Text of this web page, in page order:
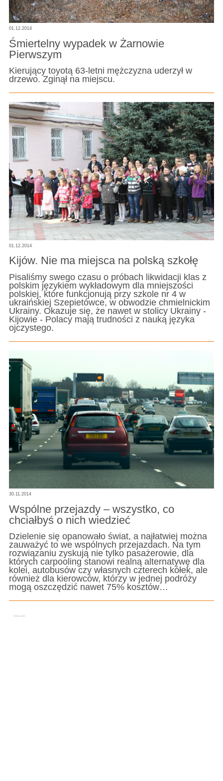
01.12.2014
Śmiertelny wypadek w Żarnowie
Pierwszym
Kierujący toyotą 63-letni mężczyzna uderzył w
drzewo. Zginął na miejscu.
01.12.2014
Kijów. Nie ma miejsca na polską szkołę
Pisaliśmy swego czasu o próbach likwidacji klas z
polskim językiem wykładowym dla mniejszości
polskiej, które funkcjonują przy szkole nr 4 w
ukraińskiej Szepietówce, w obwodzie chmielnickim
Ukrainy. Okazuje się, że nawet w stolicy Ukrainy -
Kijowie - Polacy mają trudności z nauką języka
ojczystego.
30.11.2014
Wspólne przejazdy – wszystko, co
chciałbyś o nich wiedzieć
Dzielenie się opanowało świat, a najłatwiej można
zauważyć to we wspólnych przejazdach. Na tym
rozwiązaniu zyskują nie tylko pasażerowie, dla
których carpooling stanowi realną alternatywę dla
kolei, autobusów czy własnych czterech kółek, ale
również dla kierowców, którzy w jednej podróży
mogą oszczędzić nawet 75% kosztów…